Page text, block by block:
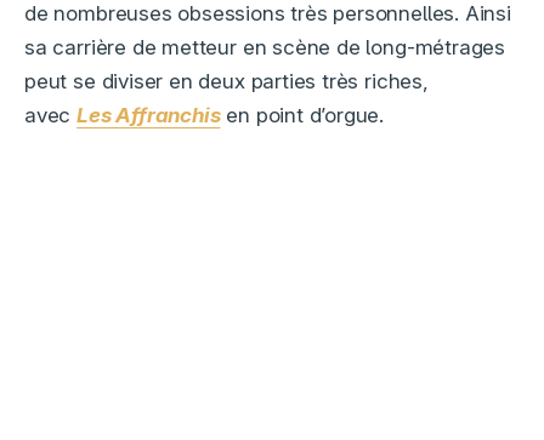
de nombreuses obsessions très personnelles. Ainsi
sa carrière de metteur en scène de long-métrages
peut se diviser en deux parties très riches,
avecLes Affranchisen point d’orgue.